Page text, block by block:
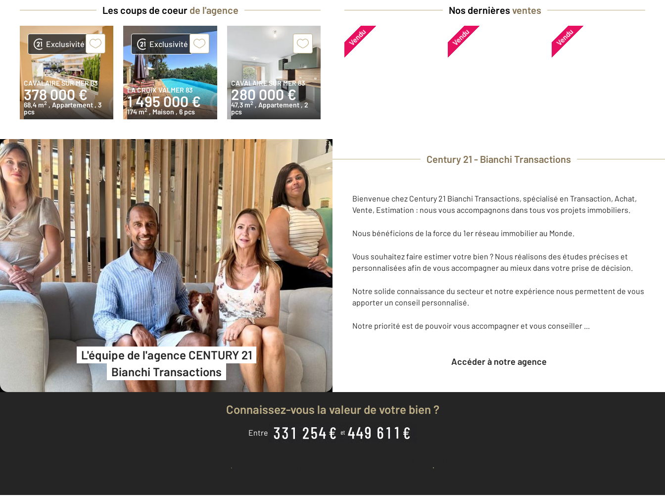
Les coups de coeur de l'agence
Exclusivité
CAVALAIRE SUR MER 83
378 000 €
68,4 m2 , Appartement , 3
pcs
Exclusivité
LA CROIX VALMER 83
1 495 000 €
174 m2 , Maison , 6 pcs
CAVALAIRE SUR MER 83
280 000 €
47,3 m2 , Appartement, 2
pcs
Nos dernières ventes
Vendu Vendu Vendu
L'équipe de l'agence CENTURY 21
Bianchi Transactions
Century 21 - Bianchi Transactions
Bienvenue chez Century 21 Bianchi Transactions, spécialisé en Transaction, Achat,
Vente, Estimation : nous vous accompagnons dans tous vos projets immobiliers.
Nous bénéficions de la force du 1er réseau immobilier au Monde.
Vous souhaitez faire estimer votre bien ? Nous réalisons des études précises et
personnalisées afin de vous accompagner au mieux dans votre prise de décision.
Notre solide connaissance du secteur et notre expérience nous permettent de vous
apporter un conseil personnalisé.
Notre priorité est de pouvoir vous accompagner et vous conseiller ...
Accéder à notre agence
Connaissez-vous la valeur de votre bien ?
Entre
Je découvre combien vaut mon bien